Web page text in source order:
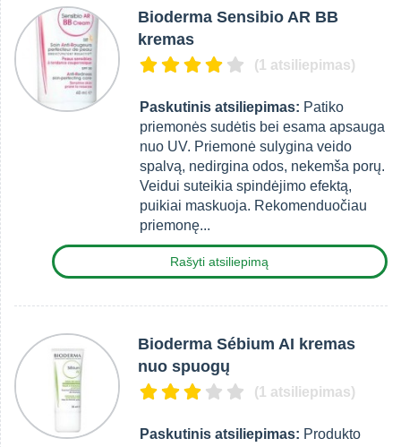
Bioderma Sensibio AR BB
kremas
(1 atsiliepimas)
Paskutinis atsiliepimas: Patiko
priemonės sudėtis bei esama apsauga
nuo UV. Priemonė sulygina veido
spalvą, nedirgina odos, nekemša porų.
Veidui suteikia spindėjimo efektą,
puikiai maskuoja. Rekomenduočiau
priemonę...
Rašyti atsiliepimą
Bioderma Sébium AI kremas
nuo spuogų
(1 atsiliepimas)
Paskutinis atsiliepimas: Produkto